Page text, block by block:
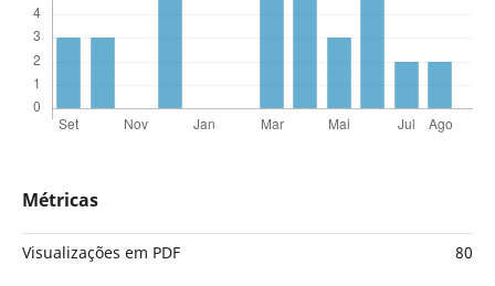
Métricas
Visualizações em PDF 80